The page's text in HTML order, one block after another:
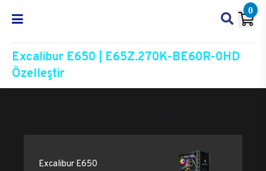
0
Excalibur E650 | E65Z.270K-BE60R-0HD
Özelleştir
Excalibur E650